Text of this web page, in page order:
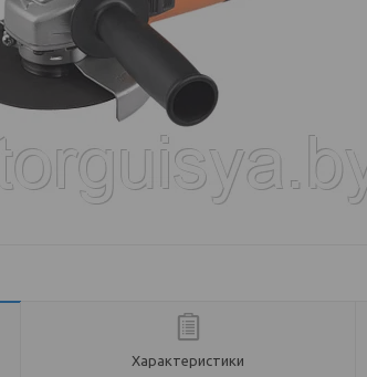
Характеристики